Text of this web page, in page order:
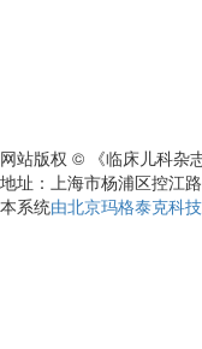
网站版权 © 《临床儿科杂
地址：上海市杨浦区控
本系统由北京玛格泰克科